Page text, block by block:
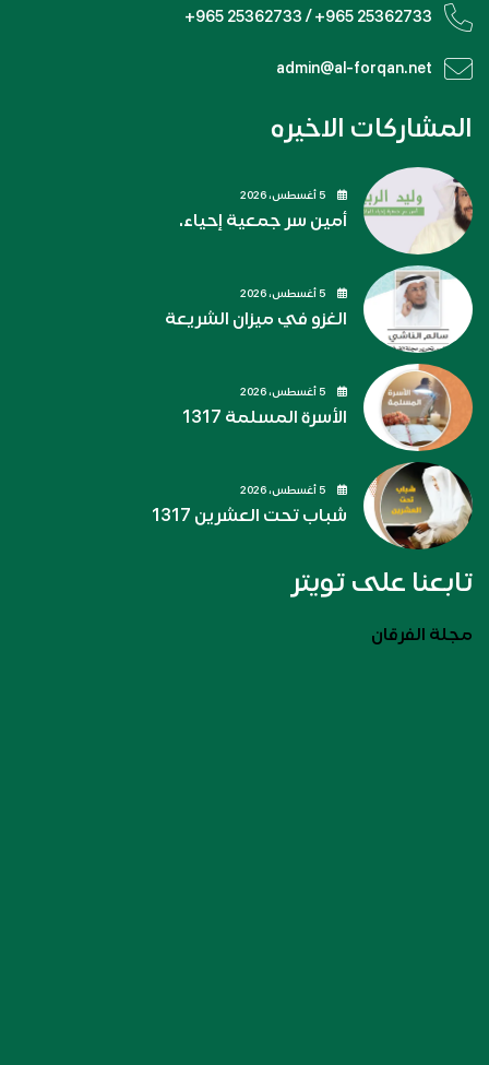
+965 25362733 / +965 25362733
admin@al-forqan.net
المشاركات الاخيره
أمين سر جمعية إحياء.
الغزو في ميزان الشريعة
الأسرة المسلمة 1317
شباب تحت العشرين 1317
تابعنا على تويتر
مجلة الفرقان